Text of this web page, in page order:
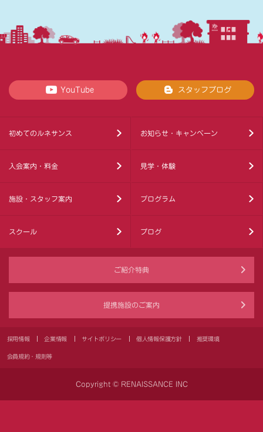
YouTube スタッフブログ
初めてのルネサンス お知らせ・キャンペーン
入会案内・料金 見学・体験
施設・スタッフ案内 プログラム
スクール ブログ
ご紹介特典
提携施設のご案内
採用情報 企業情報 サイトポリシー 個人情報保護方針 推奨環境
会員規約・規則等
Copyright © RENAISSANCE INC